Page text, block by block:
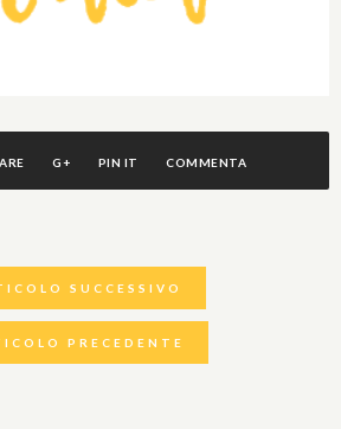
G+ PIN IT COMMENTA
SUCCESSIVO
PRECEDENTE